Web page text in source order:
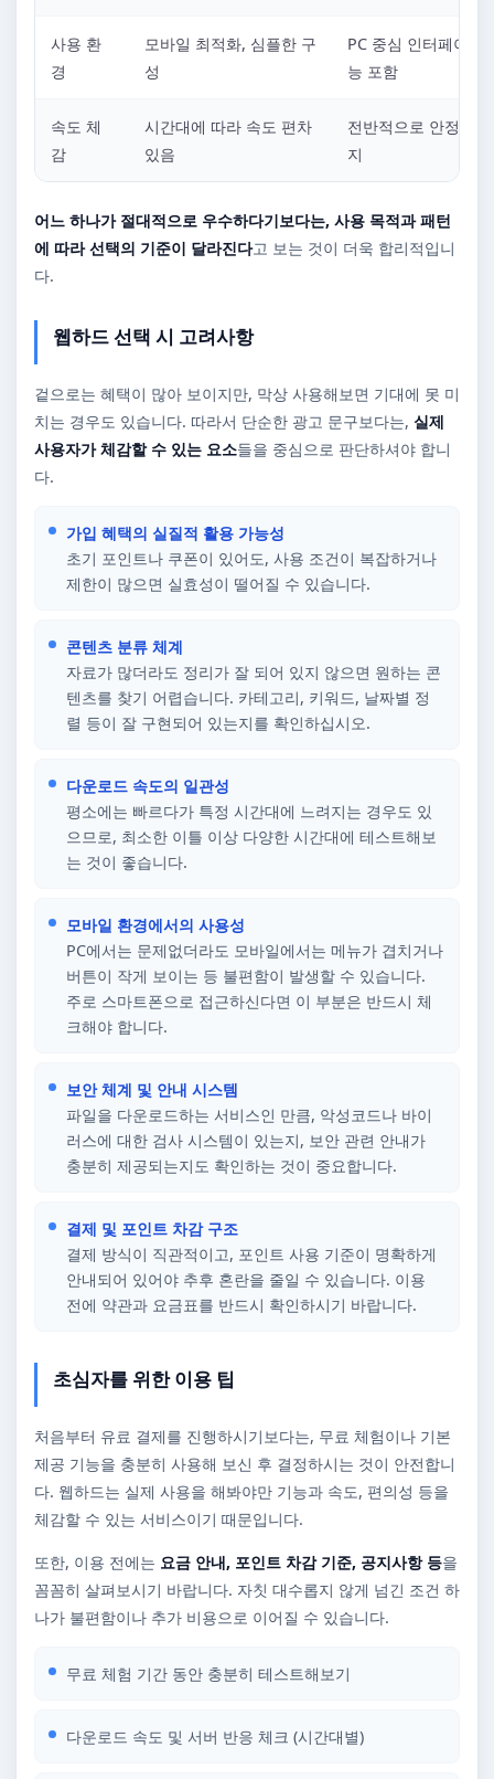
사용 환
경
모바일 최적화, 심플한 구
성
PC 중심 인터페이스,
능 포함
속도 체
감
시간대에 따라 속도 편차
있음
전반적으로 안정적
지
어느 하나가 절대적으로 우수하다기보다는, 사용 목적과 패턴
에 따라 선택의 기준이 달라진다고 보는 것이 더욱 합리적입니
다.
웹하드 선택 시 고려사항
겉으로는 혜택이 많아 보이지만, 막상 사용해보면 기대에 못 미
치는 경우도 있습니다. 따라서 단순한 광고 문구보다는, 실제
사용자가 체감할 수 있는 요소들을 중심으로 판단하셔야 합니
다.
가입 혜택의 실질적 활용 가능성
초기 포인트나 쿠폰이 있어도, 사용 조건이 복잡하거나
제한이 많으면 실효성이 떨어질 수 있습니다.
콘텐츠 분류 체계
자료가 많더라도 정리가 잘 되어 있지 않으면 원하는 콘
텐츠를 찾기 어렵습니다. 카테고리, 키워드, 날짜별 정
렬 등이 잘 구현되어 있는지를 확인하십시오.
다운로드 속도의 일관성
평소에는 빠르다가 특정 시간대에 느려지는 경우도 있
으므로, 최소한 이틀 이상 다양한 시간대에 테스트해보
는 것이 좋습니다.
모바일 환경에서의 사용성
PC에서는 문제없더라도 모바일에서는 메뉴가 겹치거나
버튼이 작게 보이는 등 불편함이 발생할 수 있습니다.
주로 스마트폰으로 접근하신다면 이 부분은 반드시 체
크해야 합니다.
보안 체계 및 안내 시스템
파일을 다운로드하는 서비스인 만큼, 악성코드나 바이
러스에 대한 검사 시스템이 있는지, 보안 관련 안내가
충분히 제공되는지도 확인하는 것이 중요합니다.
결제 및 포인트 차감 구조
결제 방식이 직관적이고, 포인트 사용 기준이 명확하게
안내되어 있어야 추후 혼란을 줄일 수 있습니다. 이용
전에 약관과 요금표를 반드시 확인하시기 바랍니다.
초심자를 위한 이용 팁
처음부터 유료 결제를 진행하시기보다는, 무료 체험이나 기본
제공 기능을 충분히 사용해 보신 후 결정하시는 것이 안전합니
다. 웹하드는 실제 사용을 해봐야만 기능과 속도, 편의성 등을
체감할 수 있는 서비스이기 때문입니다.
또한, 이용 전에는 요금 안내, 포인트 차감 기준, 공지사항 등을
꼼꼼히 살펴보시기 바랍니다. 자칫 대수롭지 않게 넘긴 조건 하
나가 불편함이나 추가 비용으로 이어질 수 있습니다.
무료 체험 기간 동안 충분히 테스트해보기
다운로드 속도 및 서버 반응 체크 (시간대별)